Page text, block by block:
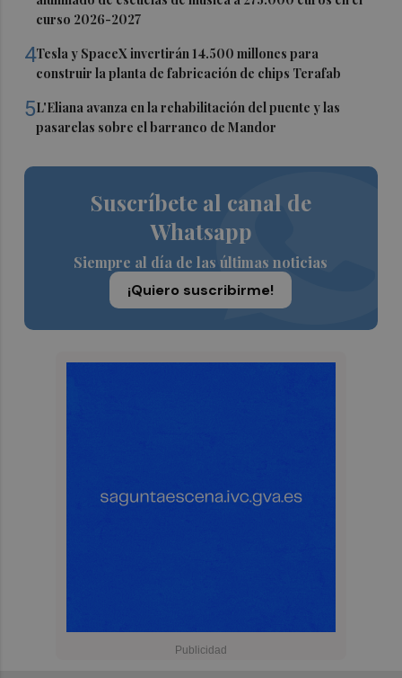
curso 2026-2027
4Tesla y SpaceX invertirán 14.500 millones para
construir la planta de fabricación de chips Terafab
5L'Eliana avanza en la rehabilitación del puente y las
pasarelas sobre el barranco de Mandor
Suscríbete al canal de
Whatsapp
Siempre al día de las últimas noticias
¡Quiero suscribirme!